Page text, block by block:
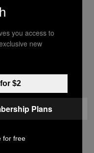
9-
you access to
new
$2
Plans
for free